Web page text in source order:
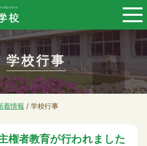
学校行事
着情報 / 学校行事
権者教育が行われました